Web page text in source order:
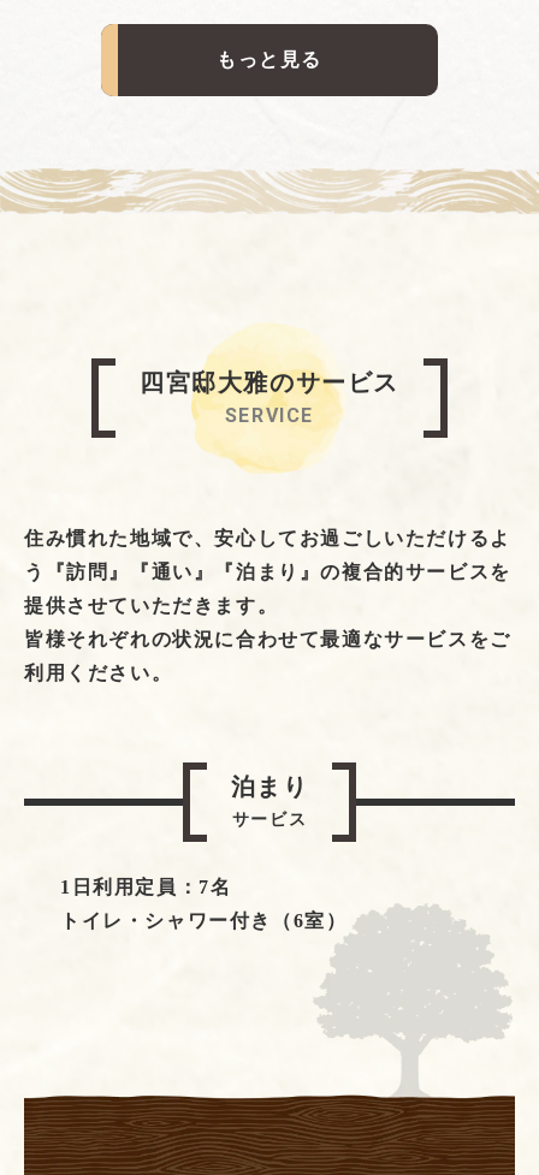
もっと見る
四宮邸大雅のサービス
SERVICE
住み慣れた地域で、安心してお過ごしいただけるよ
う『訪問』『通い』『泊まり』の複合的サービスを
提供させていただきます。
皆様それぞれの状況に合わせて最適なサービスをご
利用ください。
泊まり
サービス
1日利用定員：7名
トイレ・シャワー付き（6室）